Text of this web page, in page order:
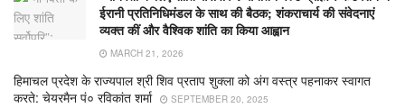
ईरानी प्रतिनिधिमंडल के साथ की बैठक; शंकराचार्य की संवेदनाएं
व्यक्त कीं और वैश्विक शांति का किया आह्वान
MARCH 21, 2026
हिमाचल प्रदेश के राज्यपाल श्री शिव प्रताप शुक्ला को अंग वस्त्र पहनाकर स्वागत
करते: चेयरमैन पं० रविकांत शर्मा
SEPTEMBER 20, 2025